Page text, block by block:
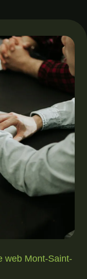
web Mont-Saint-